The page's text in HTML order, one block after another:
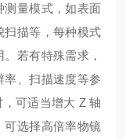
测量模式，如表面
扫描等，每种模式
若有特殊需求，
、扫描速度等参
可适当增大 Z 轴
可选择高倍率物镜